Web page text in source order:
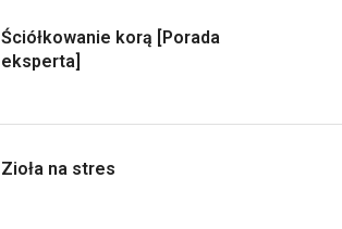
Ściółkowanie korą [Porada
eksperta]
Zioła na stres